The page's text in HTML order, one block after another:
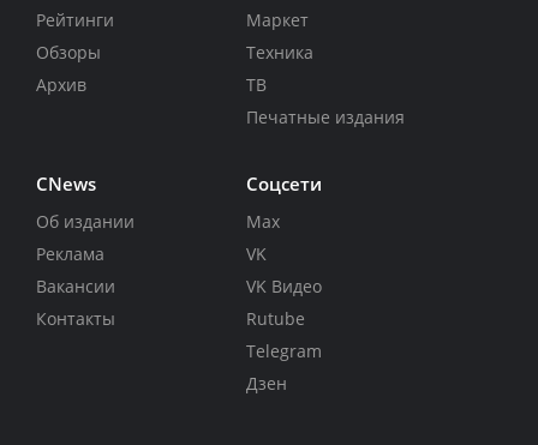
Рейтинги
Обзоры
Архив
Маркет
Техника
ТВ
Печатные издания
CNews
Об издании
Реклама
Вакансии
Контакты
Соцсети
Max
VK
VK Видео
Rutube
Telegram
Дзен